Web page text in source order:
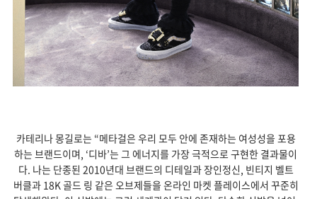
카테리나 몽길로는 “메타걸은 우리 모두 안에 존재하는 여성성을 포용
하는 브랜드이며, ‘디바’는 그 에너지를 가장 극적으로 구현한 결과물이
다. 나는 단종된 2010년대 브랜드의 디테일과 장인정신, 빈티지 벨트
버클과 18K 골드 링 같은 오브제들을 온라인 마켓 플레이스에서 꾸준히